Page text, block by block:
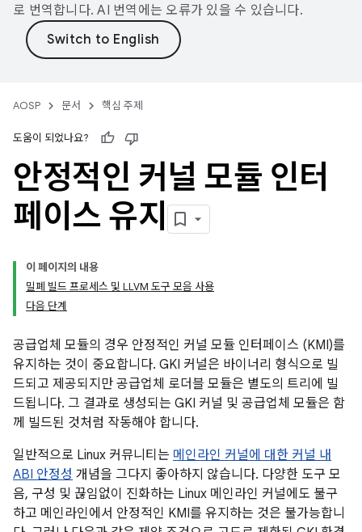
로 번역합니다. AI 번역에는 오류가 있을 수 있습니다.
AOSP 문서 핵심 주제
도움이 되었나요?
안정적인 커널 모듈 인터
페이스 유지
이 페이지의 내용
밀폐 빌드 프로세스 및 LLVM 도구 모음 사용
다음 단계
공급업체 모듈의 경우 안정적인 커널 모듈 인터페이스 (KMI)를
유지하는 것이 중요합니다. GKI 커널은 바이너리 형식으로 빌
드되고 제공되지만 공급업체 로더블 모듈은 별도의 트리에 빌
드됩니다. 그 결과로 생성되는 GKI 커널 및 공급업체 모듈은 함
께 빌드된 것처럼 작동해야 합니다.
일반적으로 Linux 커뮤니티는 메인라인 커널에 대한 커널 내
ABI 안정성 개념을 그다지 좋아하지 않습니다. 다양한 도구 모
음, 구성 및 끊임없이 진화하는 Linux 메인라인 커널에도 불구
하고 메인라인에서 안정적인 KMI를 유지하는 것은 불가능합니